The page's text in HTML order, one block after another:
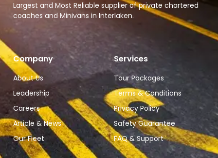
Largest and Most Reliable supplier of private chartered
coaches and Minivans in Interlaken.
Company
About Us
Leadership
Careers
Article & News
Our Fleet
Services
Tour Packages
Terms & Conditions
Privacy Policy
Safety Guarantee
FAQ & Support